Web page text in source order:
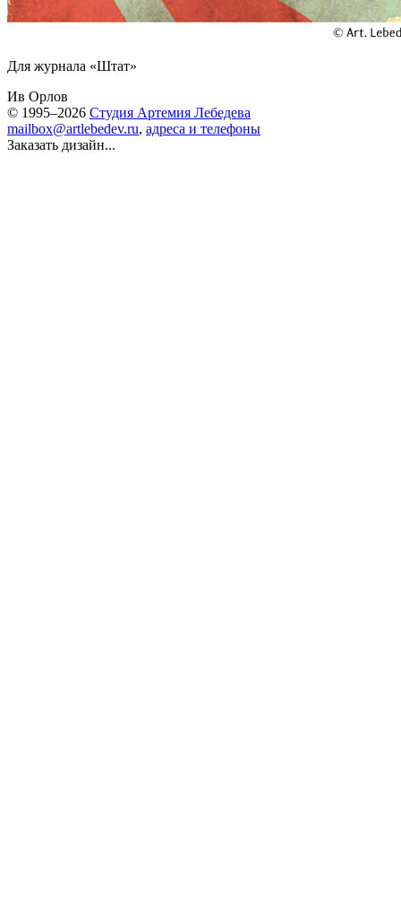
Для журнала «Штат»
Ив Орлов
© 1995–2026 Студия Артемия Лебедева
mailbox@artlebedev.ru, адреса и телефоны
Заказать дизайн...